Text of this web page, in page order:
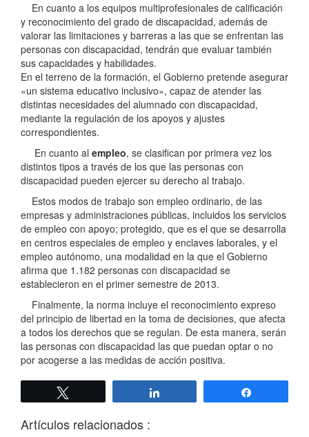
En cuanto a los equipos multiprofesionales de calificación
y reconocimiento del grado de discapacidad, además de
valorar las limitaciones y barreras a las que se enfrentan las
personas con discapacidad, tendrán que evaluar también
sus capacidades y habilidades.
En el terreno de la formación, el Gobierno pretende asegurar
«un sistema educativo inclusivo», capaz de atender las
distintas necesidades del alumnado con discapacidad,
mediante la regulación de los apoyos y ajustes
correspondientes.
En cuanto al empleo, se clasifican por primera vez los
distintos tipos a través de los que las personas con
discapacidad pueden ejercer su derecho al trabajo.
Estos modos de trabajo son empleo ordinario, de las
empresas y administraciones públicas, incluidos los servicios
de empleo con apoyo; protegido, que es el que se desarrolla
en centros especiales de empleo y enclaves laborales, y el
empleo autónomo, una modalidad en la que el Gobierno
afirma que 1.182 personas con discapacidad se
establecieron en el primer semestre de 2013.
Finalmente, la norma incluye el reconocimiento expreso
del principio de libertad en la toma de decisiones, que afecta
a todos los derechos que se regulan. De esta manera, serán
las personas con discapacidad las que puedan optar o no
por acogerse a las medidas de acción positiva.
Artículos relacionados :